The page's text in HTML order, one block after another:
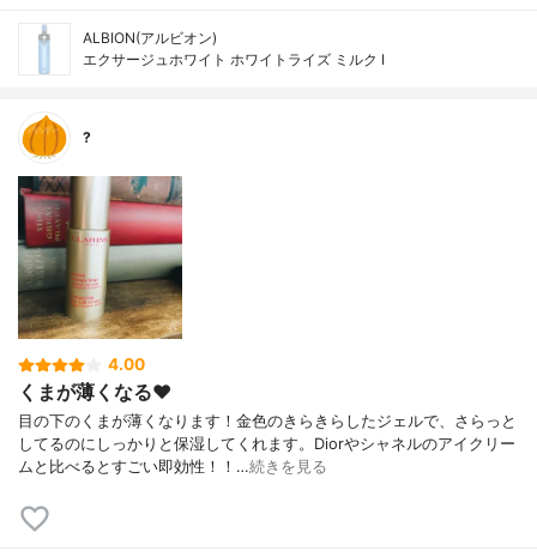
ALBION(アルビオン)
エクサージュホワイト ホワイトライズ ミルク Ⅰ
?
4.00
くまが薄くなる❤︎
目の下のくまが薄くなります！金色のきらきらしたジェルで、さらっと
してるのにしっかりと保湿してくれます。Diorやシャネルのアイクリー
ムと比べるとすごい即効性！！…続きを見る